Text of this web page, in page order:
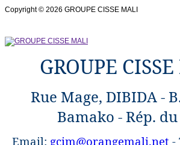
Copyright © 2026 GROUPE CISSE MALI
GROUPE
Rue Mage, DIBIDA -
Bamako - Rép.
Email: gcim@orangemali.net -